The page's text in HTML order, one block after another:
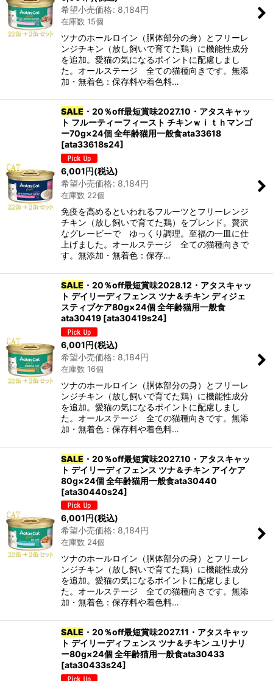
希望小売価格: 8,184円
在庫数 15個
ツナのホールロイン（胴体部分の身）とフリーレ
ンジチキン（放し飼いで育てた鶏）に機能性成分
を追加。愛猫の気になるポイントに配慮しまし
た。オールステージ 全ての猫種向きです。無添
加・無着色：保存料や着色料…
SALE ・20％off最短賞味2027.10・アタスキャッ
ト フルーティーフィースト チキンｗｉｔｈマンゴ
ー70g×24個 全年齢猫用一般食ata33618
[ata33618s24]
6,001円(税込)
希望小売価格: 8,184円
在庫数 22個
免疫を高めるといわれるフルーツとフリーレンジ
チキン（放し飼いで育てた鶏）をブレンド。贅沢
なグレービーで ゆっくり調理。至福の一皿に仕
上げました。オールステージ 全ての猫種向きで
す。無添加・無着色：保存…
SALE ・20％off最短賞味2028.12・アタスキャッ
ト デイリーディフェンス ツナ＆チキン ディジェ
スティブケア80g×24個 全年齢猫用一般食
ata30419 [ata30419s24]
6,001円(税込)
希望小売価格: 8,184円
在庫数 16個
ツナのホールロイン（胴体部分の身）とフリーレ
ンジチキン（放し飼いで育てた鶏）に機能性成分
を追加。愛猫の気になるポイントに配慮しまし
た。オールステージ 全ての猫種向きです。無添
加・無着色：保存料や着色料…
SALE ・20％off最短賞味2027.10・アタスキャッ
ト デイリーディフェンス ツナ＆チキン アイケア
80g×24個 全年齢猫用一般食ata30440
[ata30440s24]
6,001円(税込)
希望小売価格: 8,184円
在庫数 24個
ツナのホールロイン（胴体部分の身）とフリーレ
ンジチキン（放し飼いで育てた鶏）に機能性成分
を追加。愛猫の気になるポイントに配慮しまし
た。オールステージ 全ての猫種向きです。無添
加・無着色：保存料や着色料…
SALE ・20％off最短賞味2027.11・アタスキャッ
ト デイリーディフェンス ツナ＆チキン ユリナリ
ー80g×24個 全年齢猫用一般食ata30433
[ata30433s24]